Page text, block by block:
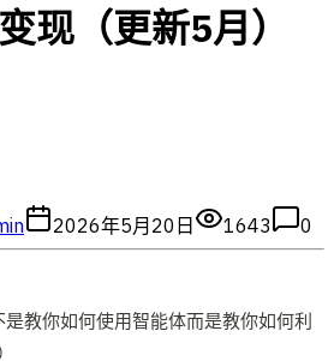
现（更新5月）
2026年5月20日 1643 0